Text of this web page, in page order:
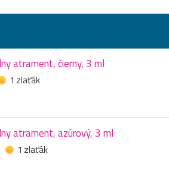
atrament, čierny, 3 ml
1 zlaťák
atrament, azúrový, 3 ml
1 zlaťák